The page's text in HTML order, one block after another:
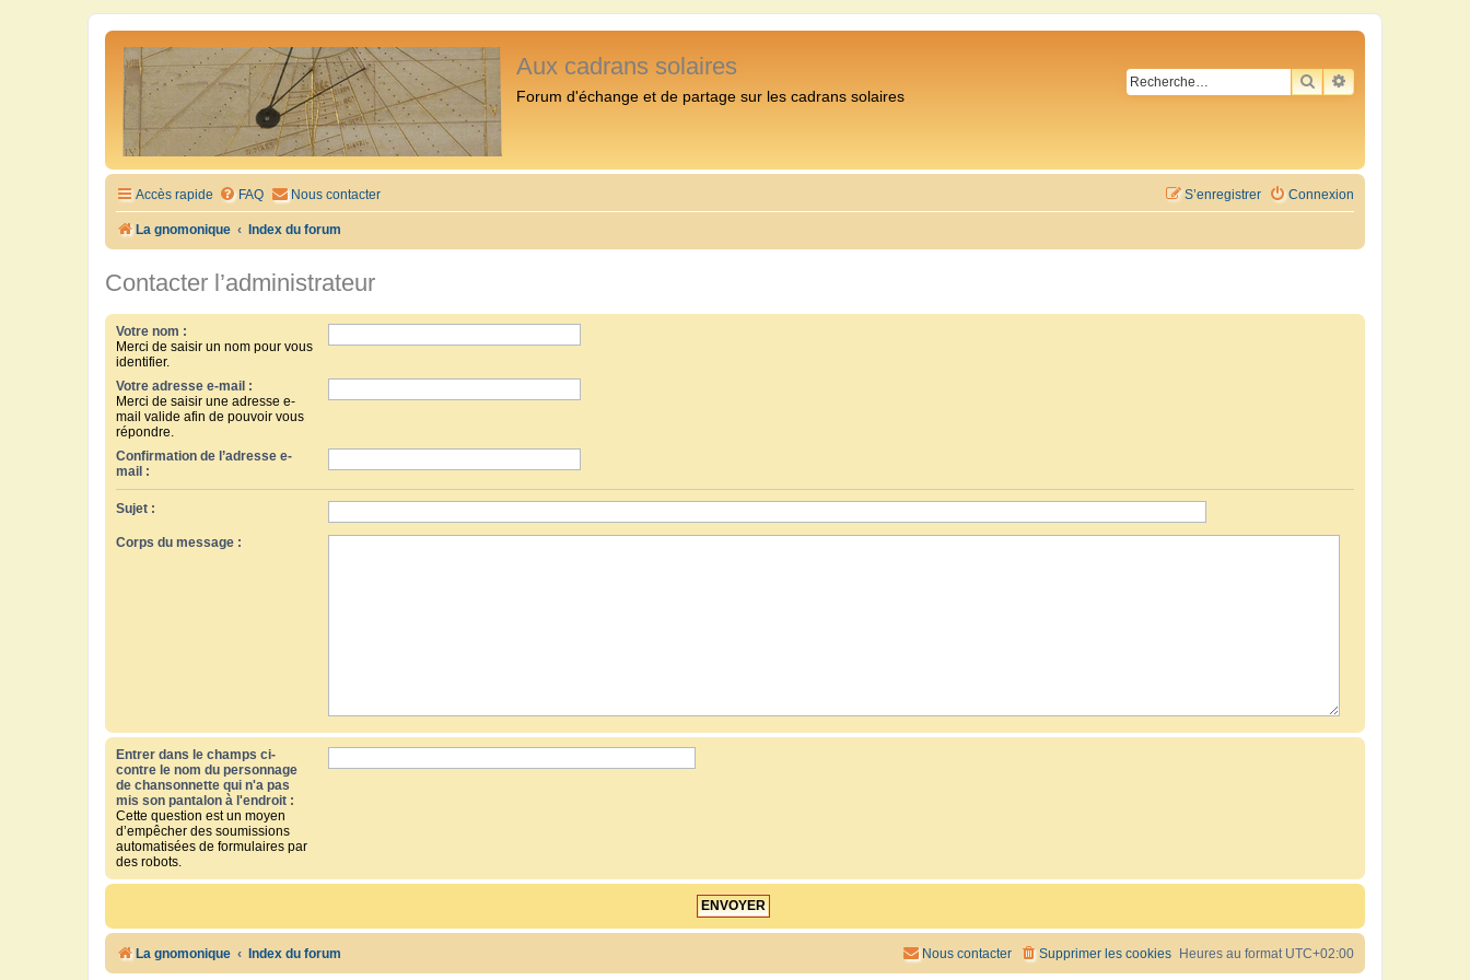
Aux cadrans solaires
Forum d'échange et de partage sur les cadrans solaires
RECHERCHER
RECHERCHE
Accès rapide FAQ Nous contacter Connexion
S’enregistrer
La gnomonique Index du forum
Contacter l’administrateur
Votre nom :
Merci de saisir un nom pour vous
identifier.
Votre adresse e-mail :
Merci de saisir une adresse e-
mail valide afin de pouvoir vous
répondre.
Confirmation de l’adresse e-
mail :
Sujet :
Corps du message :
Entrer dans le champs ci-
contre le nom du personnage
de chansonnette qui n'a pas
mis son pantalon à l'endroit :
Cette question est un moyen
d’empêcher des soumissions
automatisées de formulaires par
des robots.
La gnomonique Index du forum Heures au format UTC+02:00
Supprimer les cookies
Nous contacter